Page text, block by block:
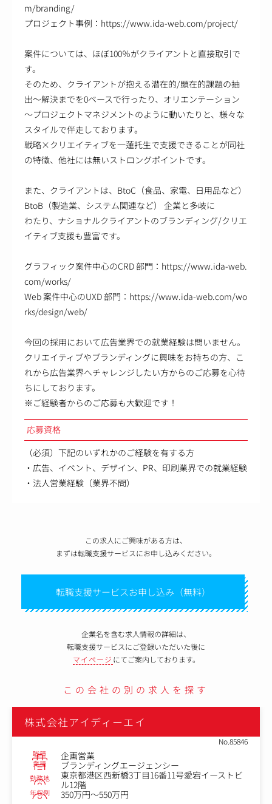
m/branding/
プロジェクト事例：https://www.ida-web.com/project/
案件については、ほぼ100％がクライアントと直接取引で
す。
そのため、クライアントが抱える潜在的/顕在的課題の抽
出～解決までを0ベースで行ったり、オリエンテーション
～プロジェクトマネジメントのように動いたりと、様々な
スタイルで伴走しております。
戦略×クリエイティブを一蓮托生で支援できることが同社
の特徴、他社には無いストロングポイントです。
また、クライアントは、BtoC（食品、家電、日用品など）
BtoB（製造業、システム関連など） 企業と多岐に
わたり、ナショナルクライアントのブランディング/クリエ
イティブ支援も豊富です。
グラフィック案件中心のCRD 部門：https://www.ida-web.
com/works/
Web 案件中心のUXD 部門：https://www.ida-web.com/wo
rks/design/web/
今回の採用において広告業界での就業経験は問いません。
クリエイティブやブランディングに興味をお持ちの方、こ
れから広告業界へチャレンジしたい方からのご応募を心待
ちにしております。
※ご経験者からのご応募も大歓迎です！
応募資格
（必須）下記のいずれかのご経験を有する方
・広告、イベント、デザイン、PR、印刷業界での就業経験
・法人営業経験（業界不問）
この求人にご興味がある方は、
まずは転職支援サービスにお申し込みください。
転職支援サービスお申し込み（無料）
企業名を含む求人情報の詳細は、
転職支援サービスにご登録いただいた後に
マイページ にてご案内しております。
この会社の別の求人を探す
株式会社アイディーエイ
No.85846
職種 企画営業
業種 ブランディングエージェンシー
勤務地
東京都港区西新橋3丁目16番11号愛宕イーストビ
ル12階
年収例 350万円～550万円